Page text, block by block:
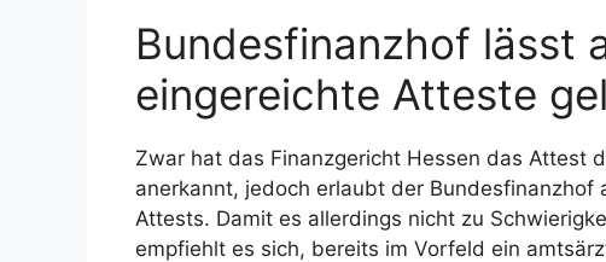
Bundesfinanzhof lässt
eingereichte Atteste
Zwar hat das Finanzgericht Hessen das Attest
anerkannt, jedoch erlaubt der Bundesfinanzhof
Attests. Damit es allerdings nicht zu
empfiehlt es sich, bereits im Vorfeld ein